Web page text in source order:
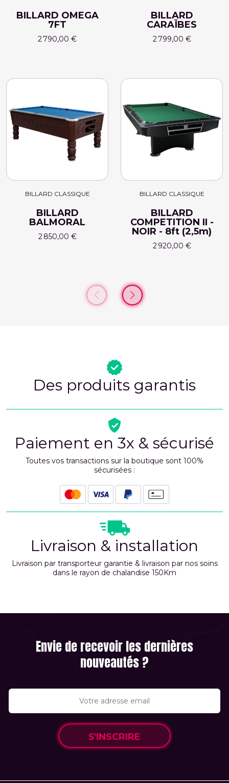
BILLARD OMEGA
7FT
2 790,00 €
BILLARD
CARAÏBES
2 799,00 €
BILLARD CLASSIQUE
BILLARD
BALMORAL
2 850,00 €
BILLARD CLASSIQUE
BILLARD
COMPETITION II -
NOIR - 8ft (2,5m)
2 920,00 €
Des produits garantis
Paiement en 3x & sécurisé
Toutes vos transactions sur la boutique sont 100%
sécurisées :
Livraison & installation
Livraison par transporteur garantie & livraison par nos soins
dans le rayon de chalandise 150Km
Envie de recevoir les dernières
nouveautés ?
S'INSCRIRE